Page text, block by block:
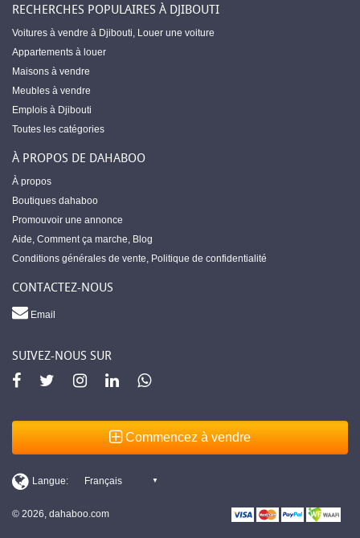
RECHERCHES POPULAIRES À DJIBOUTI
Voitures à vendre à Djibouti, Louer une voiture
Appartements à louer
Maisons à vendre
Meubles à vendre
Emplois à Djibouti
Toutes les catégories
À PROPOS DE DAHABOO
À propos
Boutiques dahaboo
Promouvoir une annonce
Aide, Comment ça marche, Blog
Conditions générales de vente, Politique de confidentialité
CONTACTEZ-NOUS
Email
SUIVEZ-NOUS SUR
Commencez à vendre
© 2026, dahaboo.com